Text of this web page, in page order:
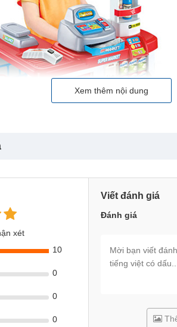
bán hàng lớn với rất nhiều trái câu, thực
Xem thêm nội dung
xét
10
0
0
0
Viết đánh giá
Đánh giá